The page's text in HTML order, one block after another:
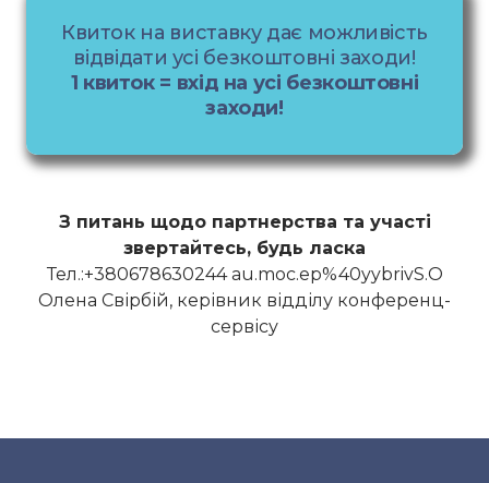
Квиток на виставку дає можливість
відвідати усі безкоштовні заходи!
1 квиток = вхід на усі безкоштовні
заходи!
З питань щодо партнерства та участі
звертайтесь, будь ласка
Тел.:+380678630244 au.moc.ep%40yybrivS.O
Олена Свірбій, керівник відділу конференц-
сервісу